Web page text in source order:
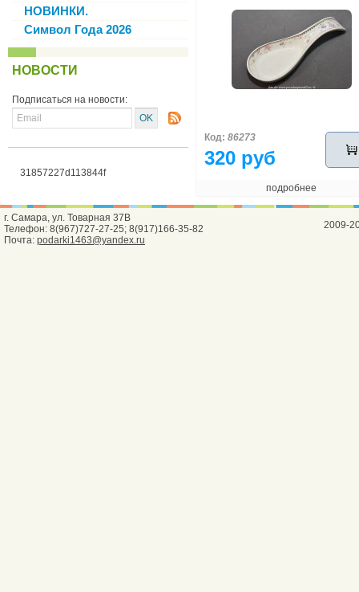
НОВИНКИ.
Символ Года 2026
НОВОСТИ
Подписаться на новости:
31857227d113844f
Код: 86273
320 руб
подробнее
г. Самара, ул. Товарная 37В
Телефон: 8(967)727-27-25; 8(917)166-35-82
Почта: podarki1463@yandex.ru
2009-